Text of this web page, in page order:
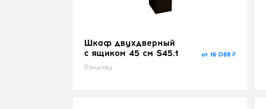
Шкаф двухдверный
с ящиком 45 см S45.1
Рандеву
от 16 089 ₽